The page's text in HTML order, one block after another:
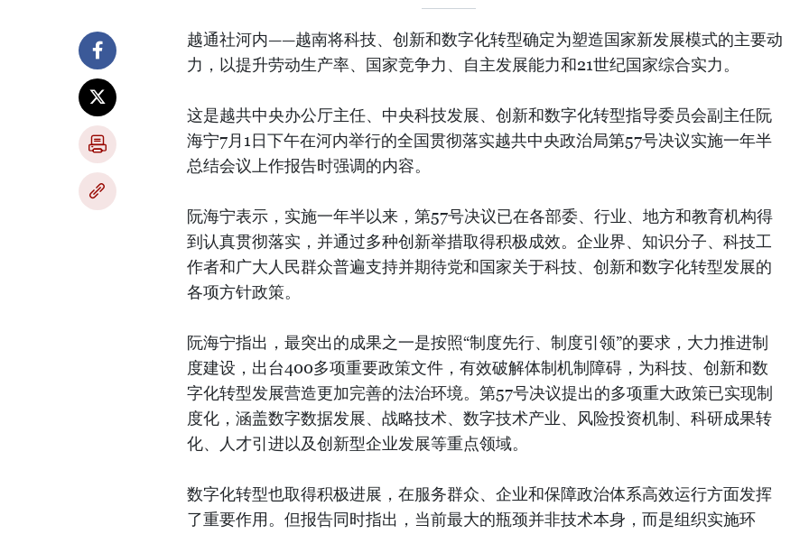
越通社河内——越南将科技、创新和数字化转型确定为塑造国家新发展模式的主要动
力，以提升劳动生产率、国家竞争力、自主发展能力和21世纪国家综合实力。
这是越共中央办公厅主任、中央科技发展、创新和数字化转型指导委员会副主任阮
海宁7月1日下午在河内举行的全国贯彻落实越共中央政治局第57号决议实施一年半
总结会议上作报告时强调的内容。
阮海宁表示，实施一年半以来，第57号决议已在各部委、行业、地方和教育机构得
到认真贯彻落实，并通过多种创新举措取得积极成效。企业界、知识分子、科技工
作者和广大人民群众普遍支持并期待党和国家关于科技、创新和数字化转型发展的
各项方针政策。
阮海宁指出，最突出的成果之一是按照“制度先行、制度引领”的要求，大力推进制
度建设，出台400多项重要政策文件，有效破解体制机制障碍，为科技、创新和数
字化转型发展营造更加完善的法治环境。第57号决议提出的多项重大政策已实现制
度化，涵盖数字数据发展、战略技术、数字技术产业、风险投资机制、科研成果转
化、人才引进以及创新型企业发展等重点领域。
数字化转型也取得积极进展，在服务群众、企业和保障政治体系高效运行方面发挥
了重要作用。但报告同时指出，当前最大的瓶颈并非技术本身，而是组织实施环